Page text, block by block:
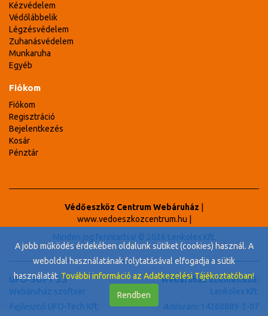
Kézvédelem
Védőlábbelik
Légzésvédelem
Zuhanásvédelem
Munkaruha
Egyéb
Fiókom
Fiókom
Regisztráció
Bejelentkezés
Kosár
Pénztár
Védőeszköz Centrum Webáruház
www.vedoeszkozcentrum.hu
Minden jog fenntartva! © 2026 Lenkolex Kft.
UFO-SOFT 3.5
Webáruház szoftver
Fejlesztő: UFO-Tech Kft.
Webáruház üzemeltető:
Lenkolex Kft.
Adószám:14268889-2-07
A jobb működés érdekében oldalunk sütiket (cookies) használ. A
weboldal használatának folytatásával elfogadja a sütik
használatát.További információ az Adatkezelési Tájékoztatóban!
Rendben